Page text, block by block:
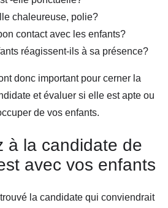
chaleureuse, polie?
contact avec les enfants?
réagissent-ils à sa présence?
donc important pour cerner la
et évaluer si elle est apte ou
de vos enfants.
à la candidate de
avec vos enfants
la candidate qui conviendrait